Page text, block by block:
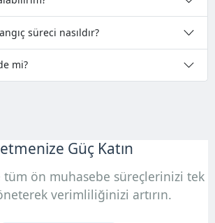
süreci nasıldır?
mi?
Güç Katın
tüm ön muhasebe süreçlerinizi tek
verimliliğinizi artırın.